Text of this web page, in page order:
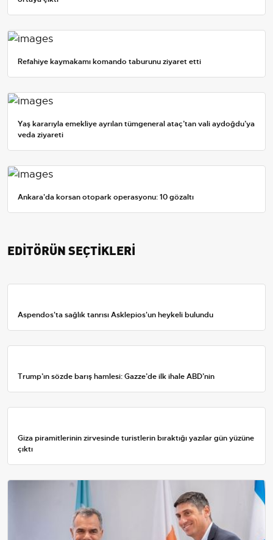
Refahiye kaymakamı komando taburunu ziyaret etti
Yaş kararıyla emekliye ayrılan tümgeneral ataç’tan vali aydoğdu’ya
veda ziyareti
Ankara'da korsan otopark operasyonu: 10 gözaltı
EDİTÖRÜN SEÇTİKLERİ
Aspendos'ta sağlık tanrısı Asklepios'un heykeli bulundu
Trump’ın sözde barış hamlesi: Gazze’de ilk ihale ABD’nin
Giza piramitlerinin zirvesinde turistlerin bıraktığı yazılar gün yüzüne
çıktı